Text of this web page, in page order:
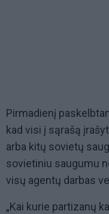
Pirmadienį
kad visi į sąrašą
arba kitų sovietų
sovietiniu saugumu
visų agentų darbas
„Kai kurie partizanų